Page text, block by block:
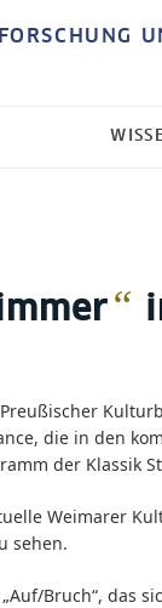
“
die in den
der Klassik
Weimarer
sehen.
Bruch“, das